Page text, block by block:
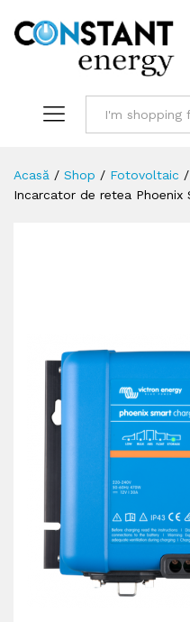
Acasă / Shop / Fotovoltaic /
Incarcator de retea Phoenix